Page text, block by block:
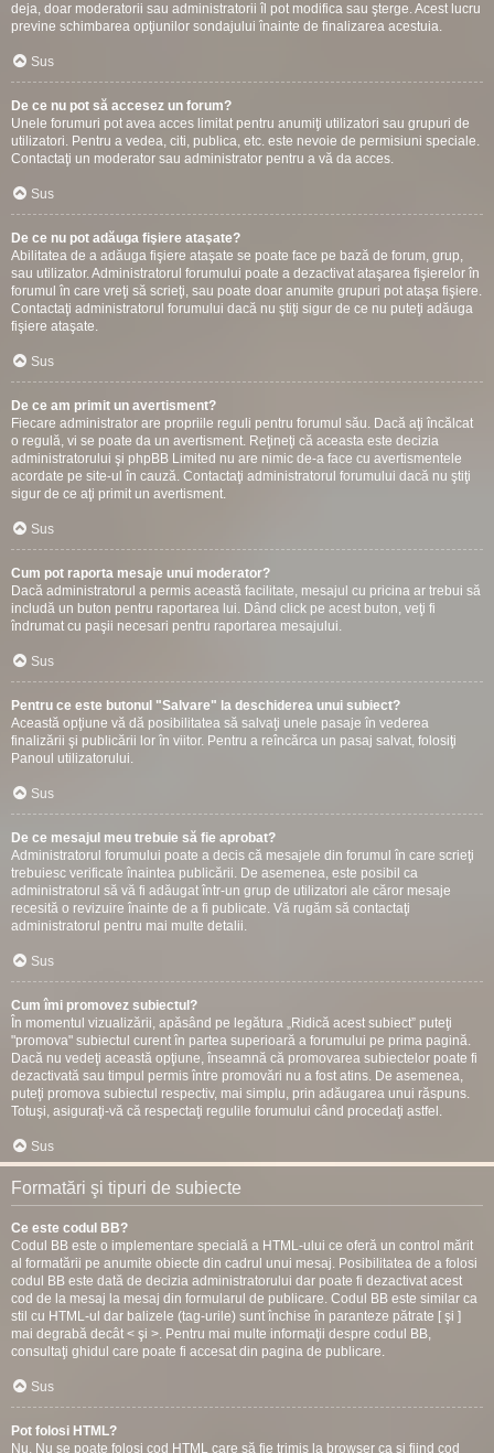
deja, doar moderatorii sau administratorii îl pot modifica sau şterge. Acest lucru
previne schimbarea opţiunilor sondajului înainte de finalizarea acestuia.
Sus
De ce nu pot să accesez un forum?
Unele forumuri pot avea acces limitat pentru anumiţi utilizatori sau grupuri de
utilizatori. Pentru a vedea, citi, publica, etc. este nevoie de permisiuni speciale.
Contactaţi un moderator sau administrator pentru a vă da acces.
Sus
De ce nu pot adăuga fişiere ataşate?
Abilitatea de a adăuga fişiere ataşate se poate face pe bază de forum, grup,
sau utilizator. Administratorul forumului poate a dezactivat ataşarea fişierelor în
forumul în care vreţi să scrieţi, sau poate doar anumite grupuri pot ataşa fişiere.
Contactaţi administratorul forumului dacă nu ştiţi sigur de ce nu puteţi adăuga
fişiere ataşate.
Sus
De ce am primit un avertisment?
Fiecare administrator are propriile reguli pentru forumul său. Dacă aţi încălcat
o regulă, vi se poate da un avertisment. Reţineţi că aceasta este decizia
administratorului şi phpBB Limited nu are nimic de-a face cu avertismentele
acordate pe site-ul în cauză. Contactaţi administratorul forumului dacă nu ştiţi
sigur de ce aţi primit un avertisment.
Sus
Cum pot raporta mesaje unui moderator?
Dacă administratorul a permis această facilitate, mesajul cu pricina ar trebui să
includă un buton pentru raportarea lui. Dând click pe acest buton, veţi fi
îndrumat cu paşii necesari pentru raportarea mesajului.
Sus
Pentru ce este butonul "Salvare" la deschiderea unui subiect?
Această opţiune vă dă posibilitatea să salvaţi unele pasaje în vederea
finalizării şi publicării lor în viitor. Pentru a reîncărca un pasaj salvat, folosiţi
Panoul utilizatorului.
Sus
De ce mesajul meu trebuie să fie aprobat?
Administratorul forumului poate a decis că mesajele din forumul în care scrieţi
trebuiesc verificate înaintea publicării. De asemenea, este posibil ca
administratorul să vă fi adăugat într-un grup de utilizatori ale căror mesaje
recesită o revizuire înainte de a fi publicate. Vă rugăm să contactaţi
administratorul pentru mai multe detalii.
Sus
Cum îmi promovez subiectul?
În momentul vizualizării, apăsând pe legătura „Ridică acest subiect” puteţi
"promova" subiectul curent în partea superioară a forumului pe prima pagină.
Dacă nu vedeţi această opţiune, înseamnă că promovarea subiectelor poate fi
dezactivată sau timpul permis între promovări nu a fost atins. De asemenea,
puteţi promova subiectul respectiv, mai simplu, prin adăugarea unui răspuns.
Totuşi, asiguraţi-vă că respectaţi regulile forumului când procedaţi astfel.
Sus
Formatări şi tipuri de subiecte
Ce este codul BB?
Codul BB este o implementare specială a HTML-ului ce oferă un control mărit
al formatării pe anumite obiecte din cadrul unui mesaj. Posibilitatea de a folosi
codul BB este dată de decizia administratorului dar poate fi dezactivat acest
cod de la mesaj la mesaj din formularul de publicare. Codul BB este similar ca
stil cu HTML-ul dar balizele (tag-urile) sunt închise în paranteze pătrate [ şi ]
mai degrabă decât < şi >. Pentru mai multe informaţii despre codul BB,
consultaţi ghidul care poate fi accesat din pagina de publicare.
Sus
Pot folosi HTML?
Nu. Nu se poate folosi cod HTML care să fie trimis la browser ca şi fiind cod